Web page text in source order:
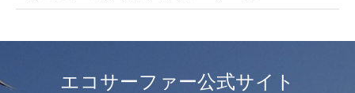
エコサーファー公式サイト